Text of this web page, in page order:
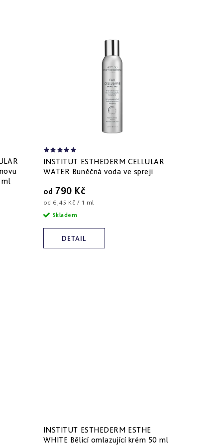
ml
INSTITUT ESTHEDERM CELLULAR
WATER Buněčná voda ve spreji
od 790 Kč
Měrná
cena:
od 6,45 Kč / 1 ml
DETAIL
Skladem
INSTITUT ESTHEDERM ESTHE
WHITE Bělicí omlazující krém 50 ml